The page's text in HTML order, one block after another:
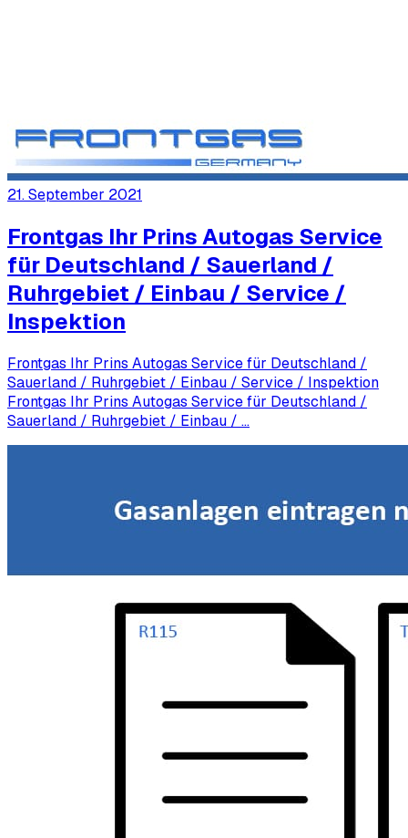
21. September 2021
Frontgas Ihr Prins Autogas Service
für Deutschland / Sauerland /
Ruhrgebiet / Einbau / Service /
Inspektion
Frontgas Ihr Prins Autogas Service für Deutschland /
Sauerland / Ruhrgebiet / Einbau / Service / Inspektion
Frontgas Ihr Prins Autogas Service für Deutschland /
Sauerland / Ruhrgebiet / Einbau / …